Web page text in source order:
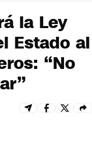
la Ley
Estado al
“No